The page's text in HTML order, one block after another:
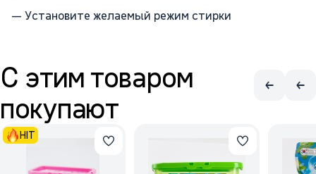
— Установите желаемый режим стирки
С этим товаром
покупают
HIT